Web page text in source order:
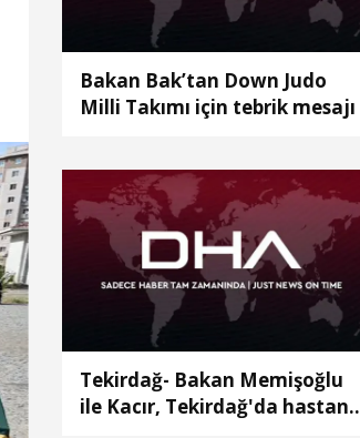
Bakan Bak’tan Down Judo
Milli Takımı için tebrik mesajı
Tekirdağ- Bakan Memişoğlu
ile Kacır, Tekirdağ'da hastane